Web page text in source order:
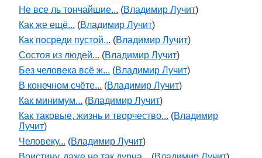
Не все ль тончайшие... (Владимир Лучит)
Как же ещё... (Владимир Лучит)
Как посреди пустой... (Владимир Лучит)
Состоя из людей... (Владимир Лучит)
Без человека всё ж... (Владимир Лучит)
В конечном счёте... (Владимир Лучит)
Как минимум... (Владимир Лучит)
Как таковые, жизнь и творчество... (Владимир
Лучит)
Человеку... (Владимир Лучит)